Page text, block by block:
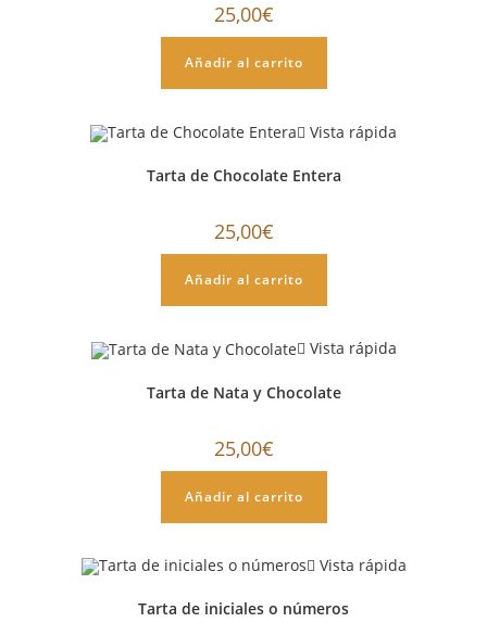
25,00€
Añadir al carrito
Vista rápida
Tarta de Chocolate Entera
25,00€
Añadir al carrito
Vista rápida
Tarta de Nata y Chocolate
25,00€
Añadir al carrito
Vista rápida
Tarta de iniciales o números